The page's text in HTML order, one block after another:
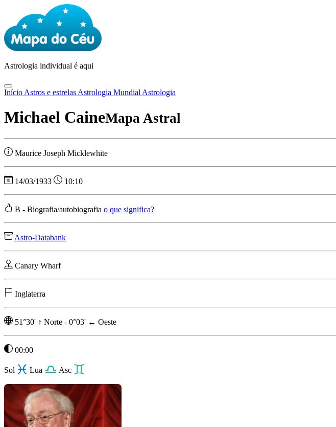
Astrologia individual é aqui
Início Astros e estrelas Astrologia Mundial Astrologia
Michael CaineMapa Astral
Maurice Joseph Micklewhite
14/03/1933 10:10
B - Biografia/autobiografia o que significa?
Astro-Databank
Canary Wharf
Inglaterra
51°30' ↑ Norte - 0°03' ← Oeste
00:00
Sol Lua Asc